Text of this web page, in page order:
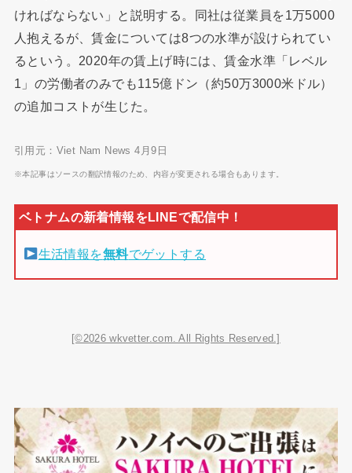
ければならない」と説明する。同社は従業員を1万5000
人抱えるが、賃金については8つの水準が設けられてい
るという。2020年の賃上げ時には、賃金水準「レベル
1」の労働者のみでも115億ドン（約50万3000米ドル）
の追加コストが生じた。
引用元：Viet Nam News 4月9日
※本記事はソースの翻訳情報のため、内容が変更される場合もあります。
生活情報を無料でゲットする
[©2026 wkvetter.com. All Rights Reserved.]